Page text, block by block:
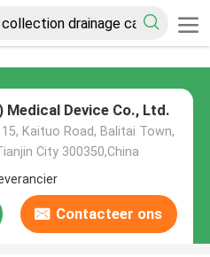
Medical Device Co., Ltd.
Kaituo Road, Balitai Town,
City 300350,China
Contacteer ons